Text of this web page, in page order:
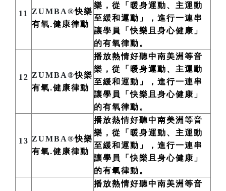
11 ZUMBA®快樂
有氧.健康律動
樂，從「暖身運動、主運動
至緩和運動」，進行一連串
讓學員「快樂且身心健康」
的有氧律動。
12 ZUMBA®快樂
有氧.健康律動
播放熱情好聽中南美洲 等音
樂，從「暖身運動、主運動
至緩和運動」，進行一連串
讓學員「快樂且身心健康」
的有氧律動。
13 ZUMBA®快樂
有氧.健康律動
播放熱情好聽中南美洲 等音
樂，從「暖身運動、主運動
至緩和運動」，進行一連串
讓學員「快樂且身心健康」
的有氧律動。
播放熱情好聽中南美洲 等音